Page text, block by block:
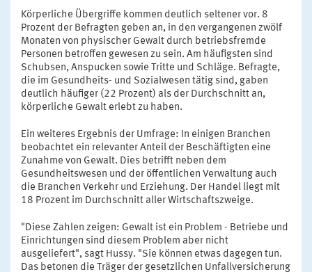
Körperliche Übergriffe kommen deutlich seltener vor. 8
Prozent der Befragten geben an, in den vergangenen zwölf
Monaten von physischer Gewalt durch betriebsfremde
Personen betroffen gewesen zu sein. Am häufigsten sind
Schubsen, Anspucken sowie Tritte und Schläge. Befragte,
die im Gesundheits- und Sozialwesen tätig sind, gaben
deutlich häufiger (22 Prozent) als der Durchschnitt an,
körperliche Gewalt erlebt zu haben.
Ein weiteres Ergebnis der Umfrage: In einigen Branchen
beobachtet ein relevanter Anteil der Beschäftigten eine
Zunahme von Gewalt. Dies betrifft neben dem
Gesundheitswesen und der öffentlichen Verwaltung auch
die Branchen Verkehr und Erziehung. Der Handel liegt mit
18 Prozent im Durchschnitt aller Wirtschaftszweige.
"Diese Zahlen zeigen: Gewalt ist ein Problem - Betriebe und
Einrichtungen sind diesem Problem aber nicht
ausgeliefert", sagt Hussy. "Sie können etwas dagegen tun.
Das betonen die Träger der gesetzlichen Unfallversicherung